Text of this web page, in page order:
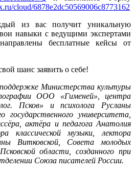
cloud/6878e2dc50569006c8773162
из вас получит уникальную
навыки с ведущими экспертами
бесплатные кейсы от
шанс заявить о себе!
Министерства культуры
ООО «Гименей», центра
Псков» и психолога Русланы
государственного университета,
актёра и педагога Анатолия
классической музыки, лектора
Витковской, Совета молодых
области, созданного при
Союза писателей России.